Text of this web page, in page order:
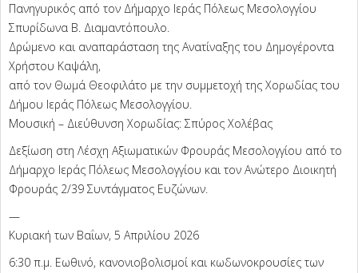
Πανηγυρικός από τον Δήμαρχο Ιεράς Πόλεως Μεσολογγίου
Σπυρίδωνα Β. Διαμαντόπουλο.
Δρώμενο και αναπαράσταση της Ανατίναξης του Δημογέροντα
Χρήστου Καψάλη,
από τον Θωμά Θεοφιλάτο με την συμμετοχή της Χορωδίας του
Δήμου Ιεράς Πόλεως Μεσολογγίου.
Μουσική – Διεύθυνση Χορωδίας: Σπύρος Χολέβας
Δεξίωση στη Λέσχη Αξιωματικών Φρουράς Μεσολογγίου από το
Δήμαρχο Ιεράς Πόλεως Μεσολογγίου και τον Ανώτερο Διοικητή
Φρουράς 2/39 Συντάγματος Ευζώνων.
—
Κυριακή των Βαΐων, 5 Απριλίου 2026
6:30 π.μ. Εωθινό, κανονιοβολισμοί και κωδωνοκρουσίες των